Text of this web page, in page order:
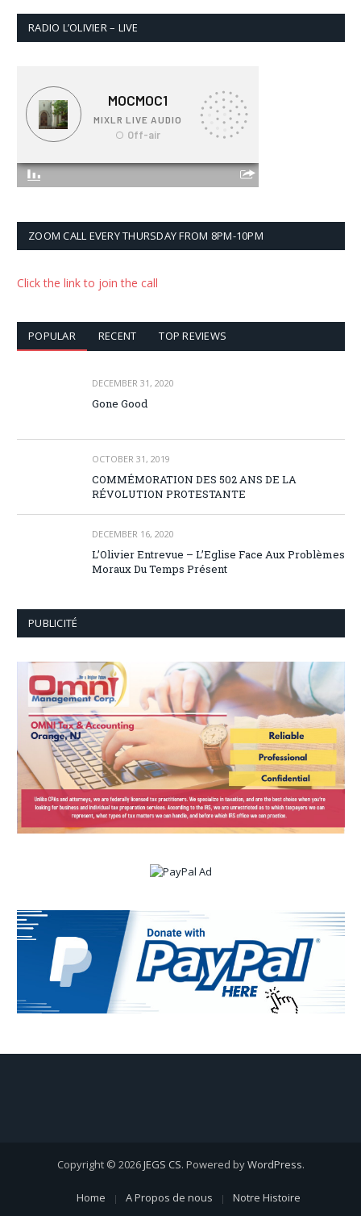
RADIO L’OLIVIER – LIVE
ZOOM CALL EVERY THURSDAY FROM 8PM-10PM
Click the link to join the call
POPULAR RECENT TOP REVIEWS
DECEMBER 31, 2020
Gone Good
OCTOBER 31, 2019
COMMÉMORATION DES 502 ANS DE LA
RÉVOLUTION PROTESTANTE
DECEMBER 16, 2020
L’Olivier Entrevue – L’Eglise Face Aux Problèmes
Moraux Du Temps Présent
PUBLICITÉ
Copyright © 2026JEGS CS. Powered byWordPress.
Home A Propos de nous Notre Histoire